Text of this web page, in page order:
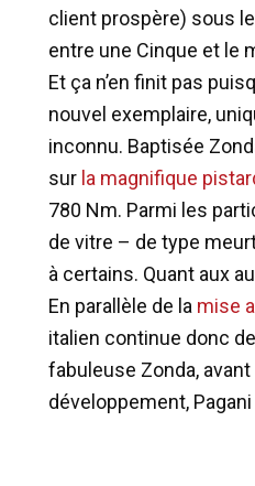
client prospère) sous
entre une Cinque et le
Et ça n’en finit pas
nouvel exemplaire,
inconnu. Baptisée
sur la magnifique
780 Nm. Parmi les
de vitre – de type
à certains. Quant aux
En parallèle de la mise
italien continue donc
fabuleuse Zonda, avant
développement,